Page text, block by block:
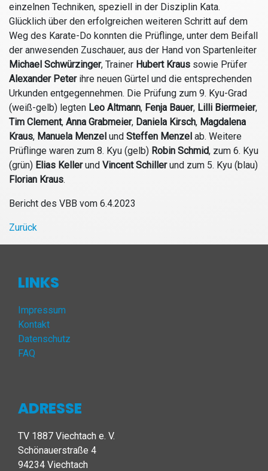
einzelnen Techniken, speziell in der Disziplin Kata.
Glücklich über den erfolgreichen weiteren Schritt auf dem
Weg des Karate-Do konnten die Prüflinge, unter dem Beifall
der anwesenden Zuschauer, aus der Hand von Spartenleiter
Michael Schwürzinger, Trainer Hubert Kraus sowie Prüfer
Alexander Peterihre neuen Gürtel und die entsprechenden
Urkunden entgegennehmen. Die Prüfung zum 9. Kyu-Grad
(weiß-gelb) legten Leo Altmann, Fenja Bauer, Lilli Biermeier,
Tim Clement, Anna Grabmeier, Daniela Kirsch, Magdalena
Kraus, Manuela Menzel und Steffen Menzel ab. Weitere
Prüflinge waren zum 8. Kyu (gelb) Robin Schmid, zum 6. Kyu
(grün) Elias Kellerund Vincent Schillerund zum 5. Kyu (blau)
Florian Kraus.
Bericht des VBB vom 6.4.2023
Zurück
LINKS
Impressum
Kontakt
Datenschutz
FAQ
ADRESSE
TV 1887 Viechtach e. V.
Schönauerstraße 4
94234 Viechtach